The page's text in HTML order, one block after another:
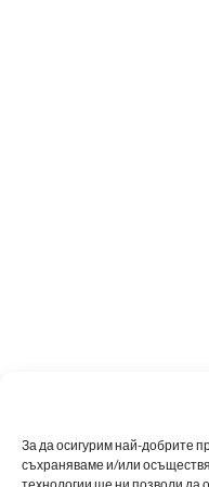
За да осигурим най-добрите
съхраняваме и/или